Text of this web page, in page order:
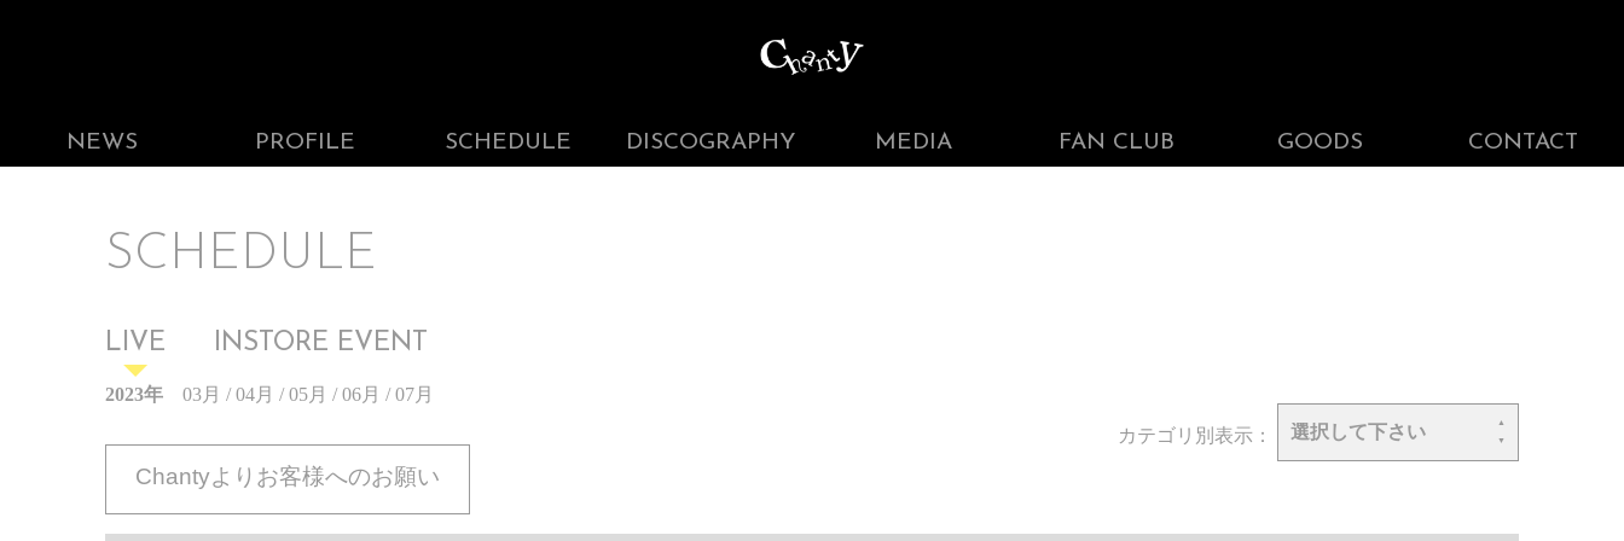
NEWS PROFILE SCHEDULE DISCOGRAPHY MEDIA FAN CLUB GOODS CONTACT
SCHEDULE
LIVE INSTORE EVENT
2023年 03月 / 04月 / 05月 / 06月 / 07月
カテゴリ別表示：
選択して下さい
Chantyよりお客様へのお願い